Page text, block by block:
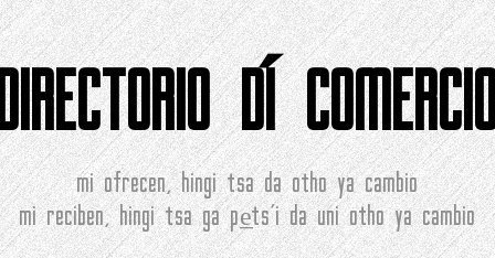
DÍ
mi ofrecen, hingi tsa da otho ya cambio
mi reciben, hingi tsa ga pe̲ts'i da uni otho ya cambio